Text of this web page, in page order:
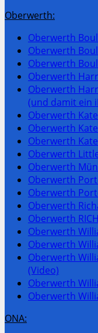
Oberwerth:
Oberwerth
Oberwerth
Oberwerth
Oberwerth
Oberwerth
(und damit ein
Oberwerth
Oberwerth
Oberwerth
Oberwerth
Oberwerth
Oberwerth
Oberwerth
Oberwerth
Oberwerth
Oberwerth
Oberwerth
Oberwerth
(Video)
Oberwerth
Oberwerth
ONA: